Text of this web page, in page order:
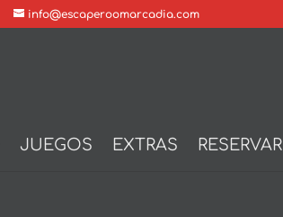
info@escaperoomarcadia.com
JUEGOS EXTRAS RESERVAR